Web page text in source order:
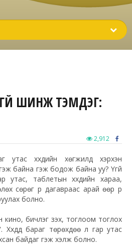
ШИНЖ ТЭМДЭГ:
2,912
хүүхдийн хөгжилд хэрхэн
байна гэж бодож байна уу? Үгүй
таблетын хүүхдийн хараа,
сөрөг үр дагавраас арай өөр үр
болно.
кино, бичлэг үзэх, тоглоом тоглох
Хүүхдүүд бараг төрөхдөө л гар утас
байдаг гэж хэлж болно.